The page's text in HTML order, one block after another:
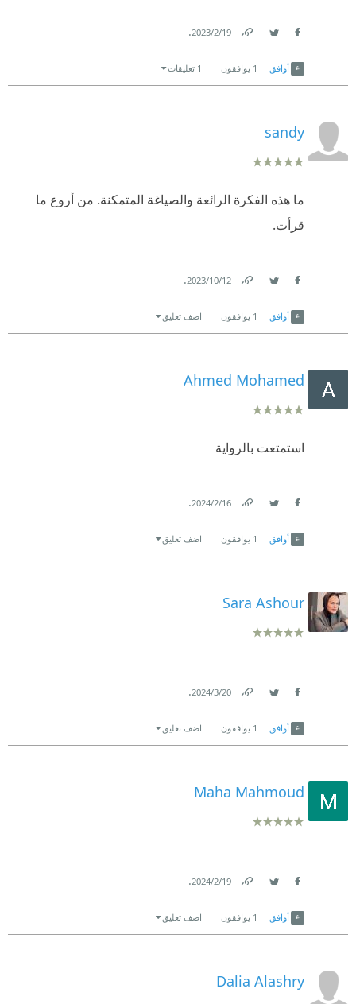
19‏/2‏/2023
.
أوافق 1 يوافقون 1 تعليقات
sandy
ما هذه الفكرة الرائعة والصياغة المتمكنة. من أروع ما
قرأت.
12‏/10‏/2023
.
أوافق 1 يوافقون اضف تعليق
Ahmed Mohamed
استمتعت بالرواية
16‏/2‏/2024
.
أوافق 1 يوافقون اضف تعليق
Sara Ashour
20‏/3‏/2024
.
أوافق 1 يوافقون اضف تعليق
Maha Mahmoud
19‏/2‏/2024
.
أوافق 1 يوافقون اضف تعليق
Dalia Alashry